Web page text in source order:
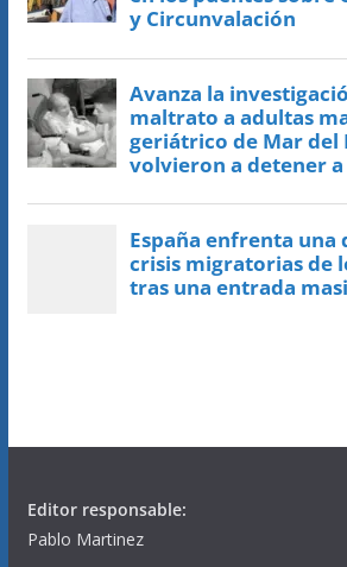
Editor responsable:
Pablo Martinez